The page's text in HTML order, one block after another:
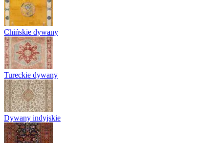
Chińskie dywany
Tureckie dywany
Dywany indyjskie